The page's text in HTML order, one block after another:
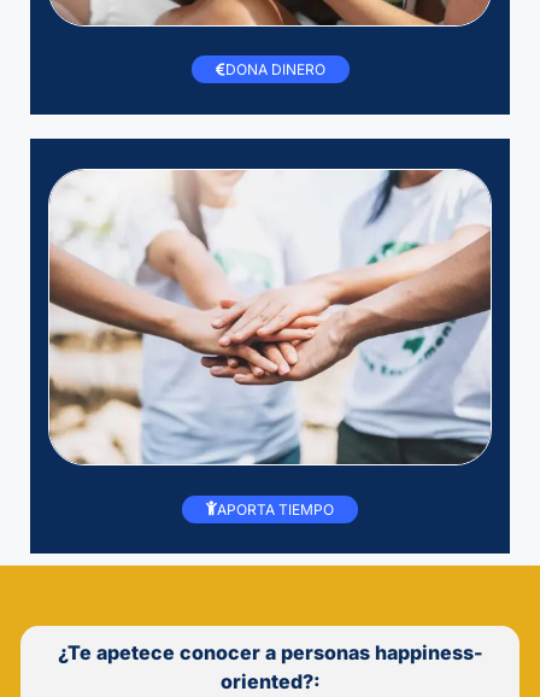
DONA DINERO
APORTA TIEMPO
¿Te apetece conocer a personas happiness-
oriented?: